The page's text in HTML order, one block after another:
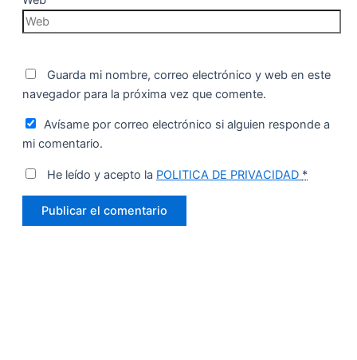
Guarda mi nombre, correo electrónico y web en este
navegador para la próxima vez que comente.
Avísame por correo electrónico si alguien responde a
mi comentario.
He leído y acepto la POLITICA DE PRIVACIDAD *